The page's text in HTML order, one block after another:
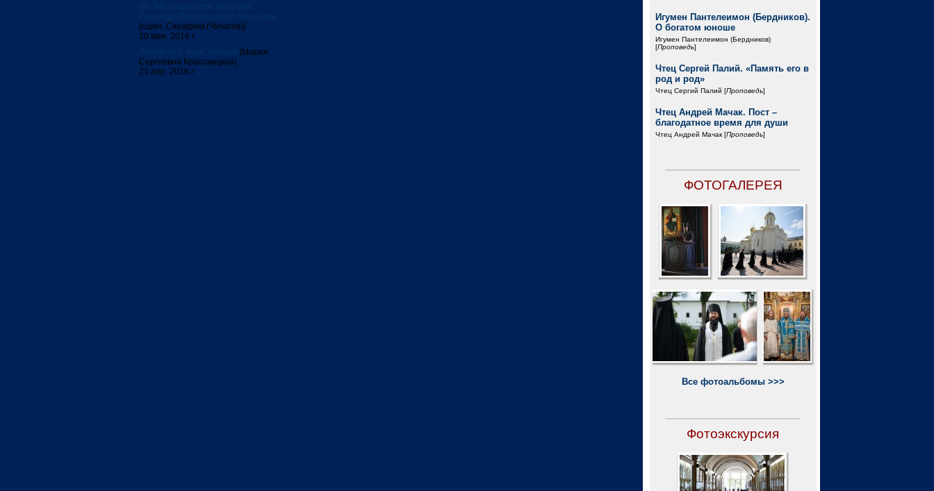
[сщмч. Серафим (Чичагов)]
10 мая. 2016 г.
[Мария
Сергеевна Красовицкая]
21 апр. 2016 г.
Игумен Пантелеимон (Бердников).
О богатом юноше
Игумен Пантелеимон (Бердников)
[Проповедь]
Чтец Сергей Палий. «Память его в
род и род»
Чтец Сергий Палий [Проповедь]
Чтец Андрей Мачак. Пост –
благодатное время для души
Чтец Андрей Мачак [Проповедь]
ФОТОГАЛЕРЕЯ
Все фотоальбомы >>>
Фотоэкскурсия